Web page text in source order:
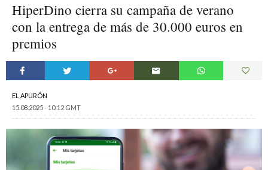
HiperDino cierra su campaña de verano
con la entrega de más de 30.000 euros en
premios
EL APURÓN
15.08.2025 - 10:12 GMT